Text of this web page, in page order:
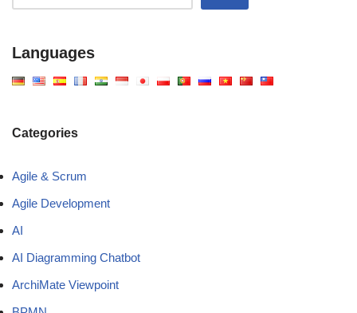
Languages
Categories
Agile & Scrum
Agile Development
AI
AI Diagramming Chatbot
ArchiMate Viewpoint